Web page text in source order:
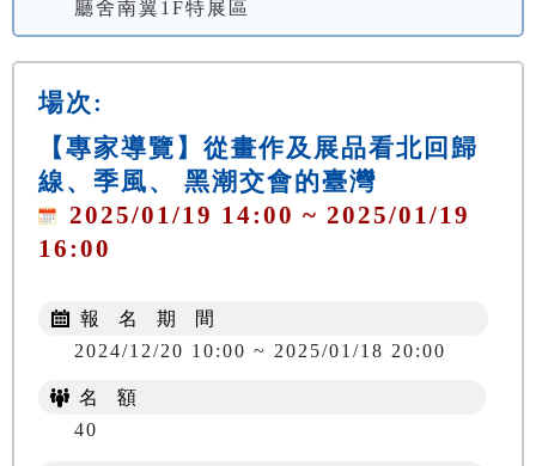
廳舍南翼1F特展區
場次:
【專家導覽】從畫作及展品看北回歸
線、季風、 黑潮交會的臺灣
2025/01/19 14:00 ~ 2025/01/19
16:00
報 名 期 間
2024/12/20 10:00 ~ 2025/01/18 20:00
名 額
40